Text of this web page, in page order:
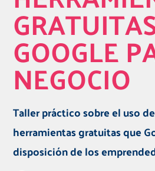
GOOGLE
NEGOCIO
Taller práctico sobre el uso
herramientas gratuitas que
disposición de los